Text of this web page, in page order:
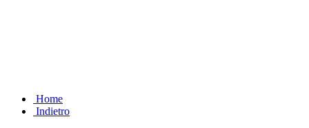
Home
Indietro